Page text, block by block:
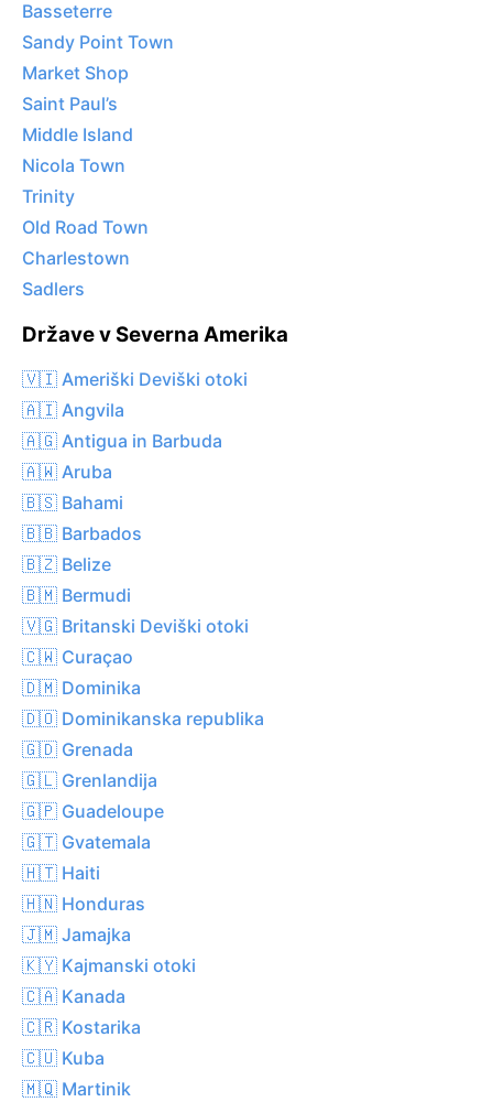
Basseterre
Sandy Point Town
Market Shop
Saint Paul’s
Middle Island
Nicola Town
Trinity
Old Road Town
Charlestown
Sadlers
Države v Severna Amerika
🇻🇮 Ameriški Deviški otoki
🇦🇮 Angvila
🇦🇬 Antigua in Barbuda
🇦🇼 Aruba
🇧🇸 Bahami
🇧🇧 Barbados
🇧🇿 Belize
🇧🇲 Bermudi
🇻🇬 Britanski Deviški otoki
🇨🇼 Curaçao
🇩🇲 Dominika
🇩🇴 Dominikanska republika
🇬🇩 Grenada
🇬🇱 Grenlandija
🇬🇵 Guadeloupe
🇬🇹 Gvatemala
🇭🇹 Haiti
🇭🇳 Honduras
🇯🇲 Jamajka
🇰🇾 Kajmanski otoki
🇨🇦 Kanada
🇨🇷 Kostarika
🇨🇺 Kuba
🇲🇶 Martinik